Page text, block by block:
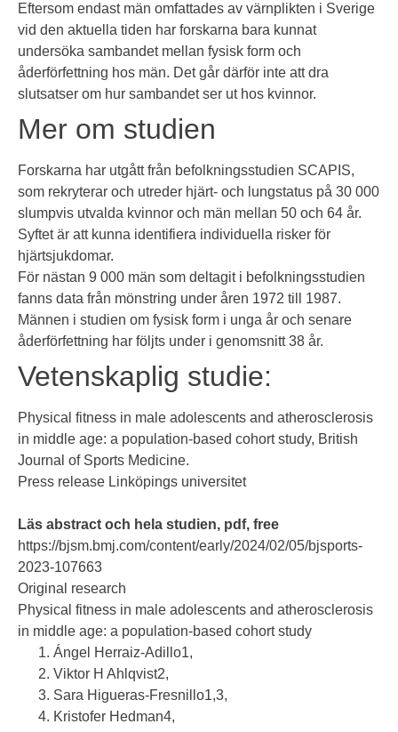
Eftersom endast män omfattades av värnplikten i Sverige
vid den aktuella tiden har forskarna bara kunnat
undersöka sambandet mellan fysisk form och
åderförfettning hos män. Det går därför inte att dra
slutsatser om hur sambandet ser ut hos kvinnor.
Mer om studien
Forskarna har utgått från befolkningsstudien SCAPIS,
som rekryterar och utreder hjärt- och lungstatus på 30 000
slumpvis utvalda kvinnor och män mellan 50 och 64 år.
Syftet är att kunna identifiera individuella risker för
hjärtsjukdomar.
För nästan 9 000 män som deltagit i befolkningsstudien
fanns data från mönstring under åren 1972 till 1987.
Männen i studien om fysisk form i unga år och senare
åderförfettning har följts under i genomsnitt 38 år.
Vetenskaplig studie:
Physical fitness in male adolescents and atherosclerosis
in middle age: a population-based cohort study, British
Journal of Sports Medicine.
Press release Linköpings universitet
Läs abstract och hela studien, pdf, free
https://bjsm.bmj.com/content/early/2024/02/05/bjsports-
2023-107663
Original research
Physical fitness in male adolescents and atherosclerosis
in middle age: a population-based cohort study
Ángel Herraiz-Adillo1,
Viktor H Ahlqvist2,
Sara Higueras-Fresnillo1,3,
Kristofer Hedman4,